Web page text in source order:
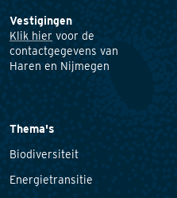
Vestigingen
Klik hier voor de
contactgegevens van
Haren en Nijmegen
Thema's
Biodiversiteit
Energietransitie